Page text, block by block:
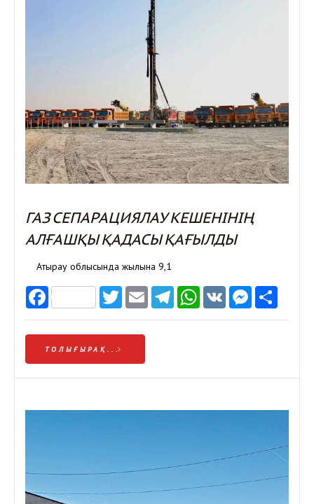
ГАЗ СЕПАРАЦИЯЛАУ КЕШЕНІНІҢ
АЛҒАШҚЫ ҚАДАСЫ ҚАҒЫЛДЫ
Атырау облысында жылына 9,1
FacebookTwitter
EmailTelegram
WhatsApp
VK
ТОЛЫҒЫРАҚ...